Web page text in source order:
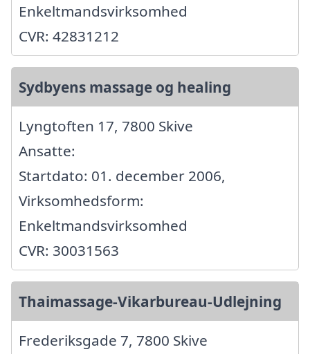
Enkeltmandsvirksomhed
CVR: 42831212
Sydbyens massage og healing
Lyngtoften 17, 7800 Skive
Ansatte:
Startdato: 01. december 2006,
Virksomhedsform:
Enkeltmandsvirksomhed
CVR: 30031563
Thaimassage-Vikarbureau-Udlejning
Frederiksgade 7, 7800 Skive